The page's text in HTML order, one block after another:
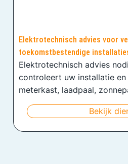
Elektrotechnisch advies voor
toekomstbestendige
Elektrotechnisch advies
controleert uw installatie
meterkast, laadpaal,
Bekijk